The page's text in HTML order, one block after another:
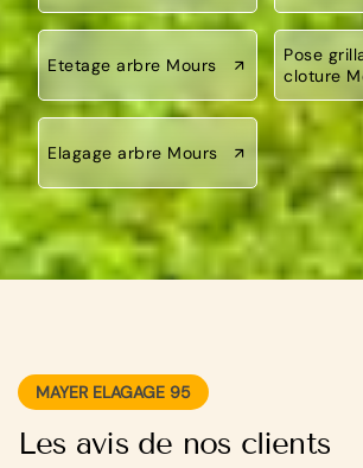
Etetage arbre Mours
Pose
cloture
Elagage arbre Mours
MAYER ELAGAGE 95
Les avis de nos clients